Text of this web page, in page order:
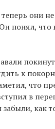
они
понял,
к
что
в
как